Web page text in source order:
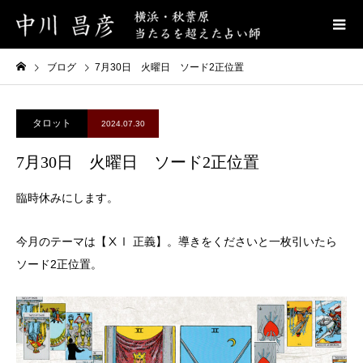
ブログ 7月30日 火曜日 ソード2正位置
タロット 2024.07.30
7月30日 火曜日 ソード2正位置
臨時休みにします。
今月のテーマは【ⅩⅠ 正義】。導きをくださいと一枚引いたら
ソード2正位置。